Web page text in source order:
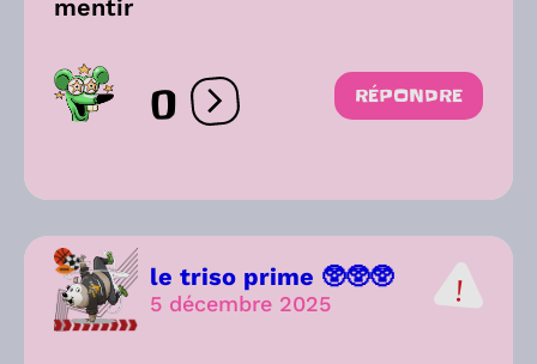
mentir
0 Ouvrir les réactions
RÉPONDRE
le triso prime 🥸🥸🥸
5 décembre 2025